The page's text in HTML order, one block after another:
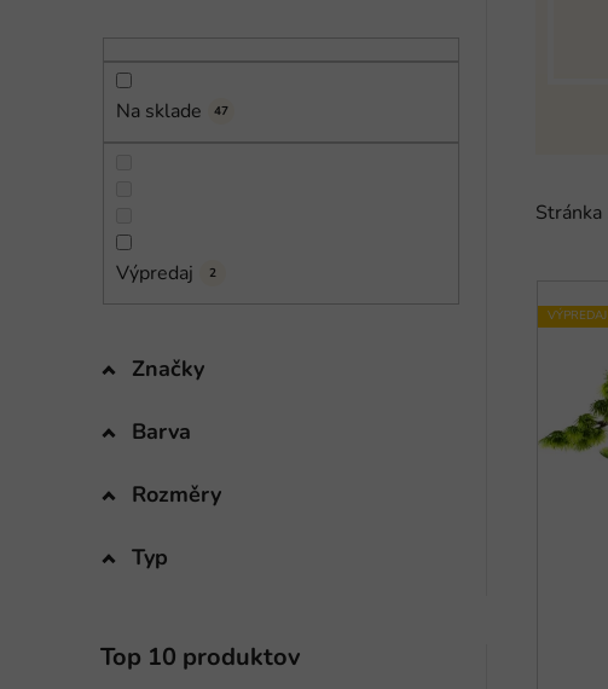
Na sklade 47
Výpredaj 2
Značky
Barva
Rozměry
Typ
Top 10 produktov
Stránka
ý
p
VÝPREDAJ